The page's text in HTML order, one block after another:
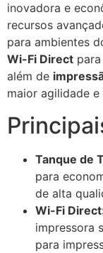
inovadora e
recursos
para ambientes
Wi-Fi Direct
além de
maior agilidade
Tanque de
para
de alta
Wi-Fi
impressora
para